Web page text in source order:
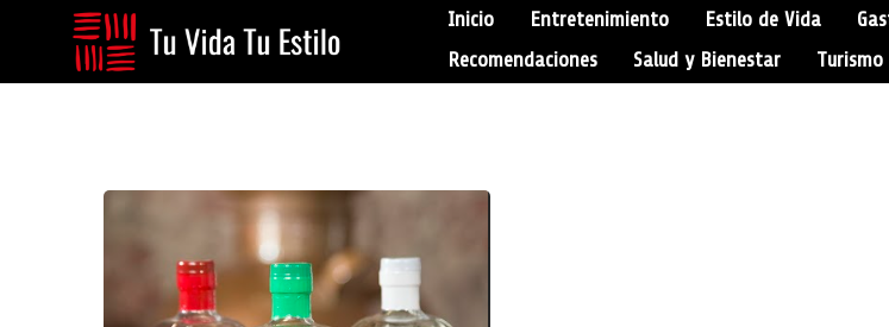
Inicio Entretenimiento Estilo de Vida
Recomendaciones
Salud y Bienestar Turismo